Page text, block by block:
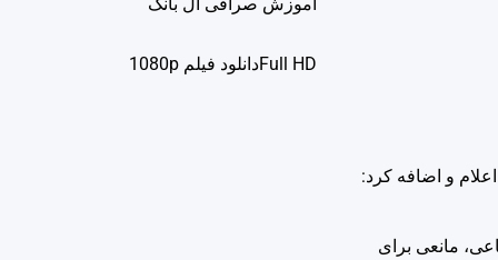
کارفرمایان بخش‌های مختلف استان را ۱۲۰۰ میلیارد تومان اعلام و اضافه کرد:
مانعی برای
Full HDدانلود فيلم 1080p